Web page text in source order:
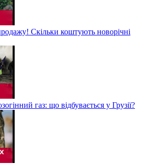
Скільки коштують новорічні
газ: що відбувається у Грузії?